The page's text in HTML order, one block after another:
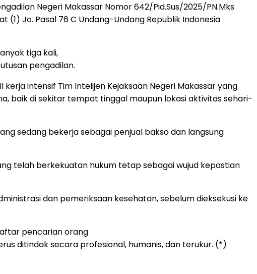
Negeri Makassar Nomor 642/Pid.Sus/2025/PN.Mks
Jo. Pasal 76 C Undang-Undang Republik Indonesia
tiga kali,
pengadilan.
intensif Tim Intelijen Kejaksaan Negeri Makassar yang
baik di sekitar tempat tinggal maupun lokasi aktivitas sehari-
sedang bekerja sebagai penjual bakso dan langsung
telah berkekuatan hukum tetap sebagai wujud kepastian
dan pemeriksaan kesehatan, sebelum dieksekusi ke
pencarian orang
ditindak secara profesional, humanis, dan terukur. (*)